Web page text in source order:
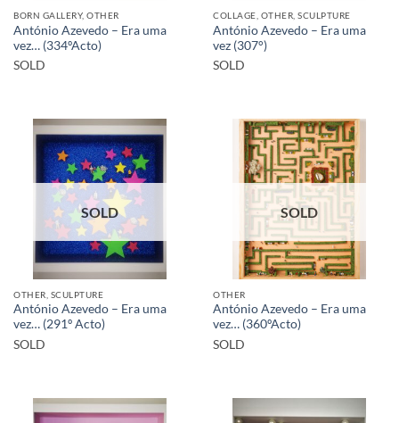
BORN GALLERY, OTHER
António Azevedo – Era uma
vez… (334ºActo)
SOLD
COLLAGE, OTHER, SCULPTURE
António Azevedo – Era uma
vez (307°)
SOLD
SOLD
OTHER, SCULPTURE
António Azevedo – Era uma
vez… (291º Acto)
SOLD
SOLD
OTHER
António Azevedo – Era uma
vez… (360ºActo)
SOLD